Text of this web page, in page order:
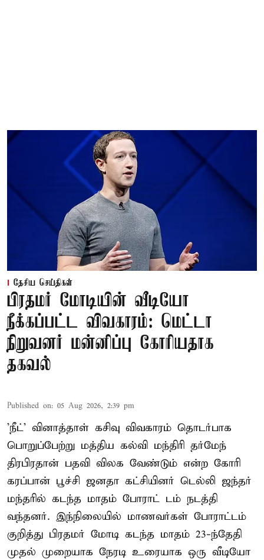
தேசிய செய்திகள்
பிரதமர் மோடியின் வீடியோ
நீக்கப்பட்ட விவகாரம்: மெட்டா
நிறுவனர் மன்னிப்பு கோரியதாக
தகவல்
Published on: 05 Aug 2026, 2:39 pm
'நீட்' வினாத்தாள் கசிவு விவகாரம் தொடர்பாக
பொறுப்பேற்று மத்திய கல்வி மந்திரி தர்மேந்
திரபிரதான் பதவி விலக வேண்டும் என்ற கோரி
கரப்பான் பூச்சி ஜனதா கட்சியினர் டெல்லி ஜந்தர்
மந்தரில் கடந்த மாதம் போராட் டம் நடத்தி
வந்தனர். இந்நிலையில் மாணவர்கள் போராட்டம்
குறித்து பிரதமர் மோடி கடந்த மாதம் 23-ந்தேதி
முதல் முறையாக நேரடி உரையாக ஒரு வீடியோ